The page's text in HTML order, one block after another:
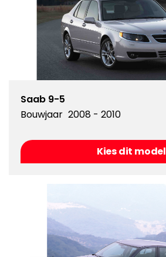
Saab 9-5
Bouwjaar 2008 - 2010
Kies dit model